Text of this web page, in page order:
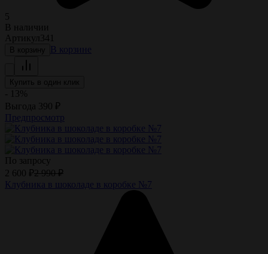
5
В наличии
Артикул
341
В корзину В корзине
Купить в один клик
- 13%
Выгода 390 ₽
Предпросмотр
По запросу
2 600 ₽2 990 ₽
Клубника в шоколаде в коробке №7